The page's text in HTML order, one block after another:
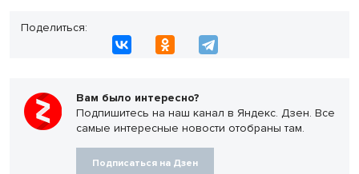
Поделиться:
Вам было интересно?
Подпишитесь на наш канал в Яндекс. Дзен. Все
самые интересные новости отобраны там.
Подписаться на Дзен